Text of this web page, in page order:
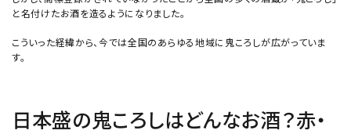
と名付けたお酒を造るようになりました。
こういった経緯から、今では全国のあらゆる地域に鬼ころしが広がっていま
す。
日本盛の鬼ころしはどんなお酒？赤・